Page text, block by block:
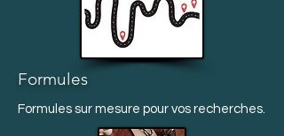
Formules
Formules sur mesure pour vos recherches.